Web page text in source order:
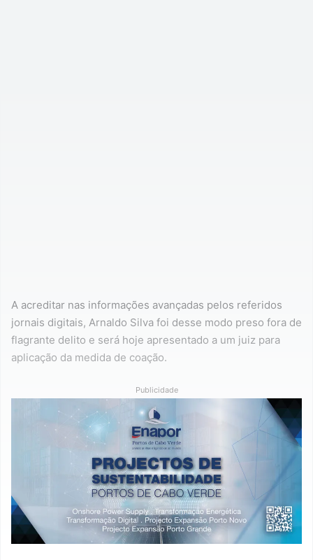
A acreditar nas informações avançadas pelos referidos
jornais digitais, Arnaldo Silva foi desse modo preso fora de
flagrante delito e será hoje apresentado a um juiz para
aplicação da medida de coação.
Publicidade